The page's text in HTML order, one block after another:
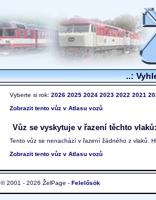
..:
Vyberte si rok: 2026 2025 2024 2023 2022 2021
Zobrazit tento vůz v Atlasu vozů
Vůz se vyskytuje v řazení těchto vlaků:
Tento vůz se nenachází v řazení žádného z vlaků.
Zobrazit tento vůz v Atlasu vozů
© 2001 - 2026 ŽelPage - Felelősök